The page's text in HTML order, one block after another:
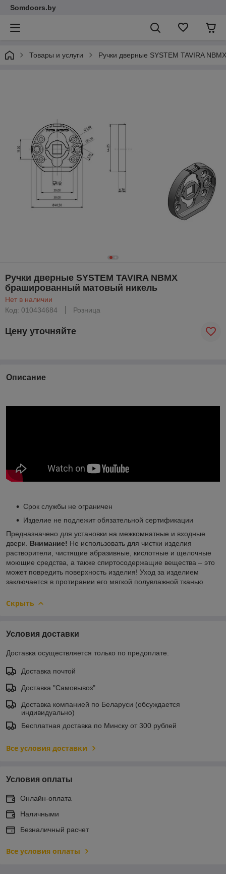
Somdoors.by
Товары и услуги Ручки дверные SYSTEM TAVIRA
Ручки дверные SYSTEM TAVIRA NBMX
брашированный матовый никель
Нет в наличии
Код: 010434684
Розница
Цену уточняйте
Описание
Срок службы не ограничен
Изделие не подлежит обязательной сертификации
Предназначено для установки на межкомнатные и входные
двери. Внимание! Не использовать для чистки изделия
растворители, чистящие абразивные, кислотные и щелочные
моющие средства, а также спиртосодержащие вещества – это
может повредить поверхность изделия! Уход за изделием
заключается в протирании его мягкой полувлажной тканью
Скрыть
Условия доставки
Доставка осуществляется только по предоплате.
Доставка почтой
Доставка "Самовывоз"
Доставка компанией по Беларуси (обсуждается
индивидуально)
Бесплатная доставка по Минску от 300 рублей
Все условия доставки
Условия оплаты
Онлайн-оплата
Наличными
Безналичный расчет
Все условия оплаты